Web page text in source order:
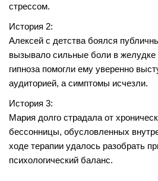
стрессом.
История 2:
Алексей с детства боялся
вызывало сильные боли в
гипноза помогли ему уверенно
аудиторией, а симптомы исчезли.
История 3:
Мария долго страдала от
бессонницы, обусловленных
ходе терапии удалось разобрать
психологический баланс.